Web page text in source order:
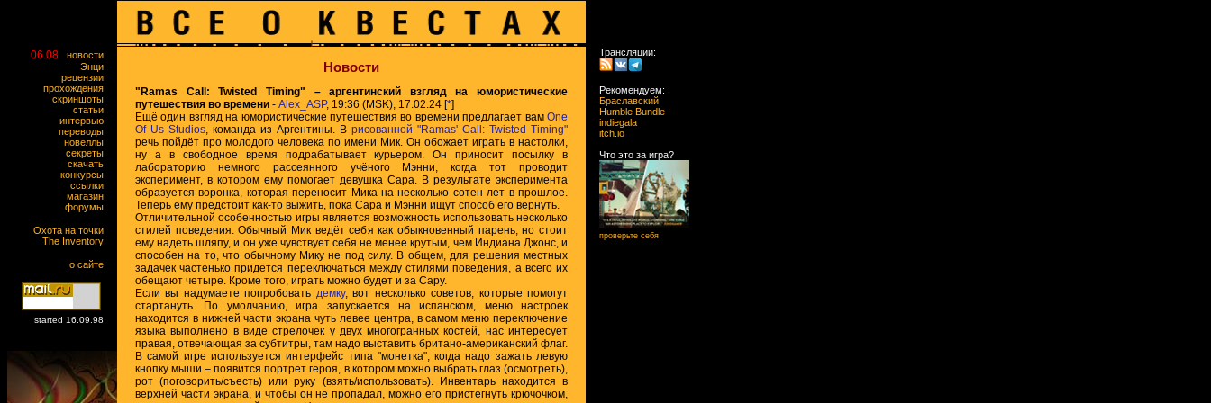
06.08
новости
Энци
рецензии
прохождения
скриншоты
статьи
интервью
переводы
новеллы
секреты
скачать
конкурсы
ссылки
магазин
форумы
Охота на точки
The Inventory
о сайте
started 16.09.98
Новости
"Ramas Call: Twisted Timing" – аргентинский взгляд на юмористические
путешествия во времени - Alex_ASP, 19:36 (MSK), 17.02.24 [*]
Ещё один взгляд на юмористические путешествия во времени предлагает вам One
Of Us Studios, команда из Аргентины. В рисованной "Ramas' Call: Twisted Timing"
речь пойдёт про молодого человека по имени Мик. Он обожает играть в настолки,
ну а в свободное время подрабатывает курьером. Он приносит посылку в
лабораторию немного рассеянного учёного Мэнни, когда тот проводит
эксперимент, в котором ему помогает девушка Сара. В результате эксперимента
образуется воронка, которая переносит Мика на несколько сотен лет в прошлое.
Теперь ему предстоит как-то выжить, пока Сара и Мэнни ищут способ его вернуть.
Отличительной особенностью игры является возможность использовать несколько
стилей поведения. Обычный Мик ведёт себя как обыкновенный парень, но стоит
ему надеть шляпу, и он уже чувствует себя не менее крутым, чем Индиана Джонс, и
способен на то, что обычному Мику не под силу. В общем, для решения местных
задачек частенько придётся переключаться между стилями поведения, а всего их
обещают четыре. Кроме того, играть можно будет и за Сару.
Если вы надумаете попробовать демку, вот несколько советов, которые помогут
стартануть. По умолчанию, игра запускается на испанском, меню настроек
находится в нижней части экрана чуть левее центра, в самом меню переключение
языка выполнено в виде стрелочек у двух многогранных костей, нас интересует
правая, отвечающая за субтитры, там надо выставить британо-американский флаг.
В самой игре используется интерфейс типа "монетка", когда надо зажать левую
кнопку мыши – появится портрет героя, в котором можно выбрать глаз (осмотреть),
рот (поговорить/съесть) или руку (взять/использовать). Инвентарь находится в
верхней части экрана, и чтобы он не пропадал, можно его пристегнуть крючочком,
Трансляции:
Рекомендуем:
Браславский
Humble Bundle
indiegala
itch.io
Что это за игра?
проверьте себя